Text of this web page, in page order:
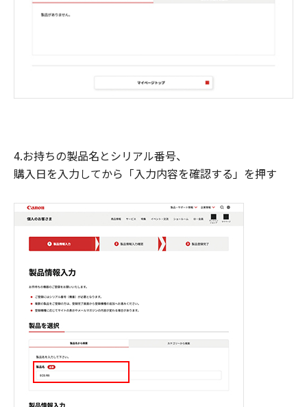
4.お持ちの製品名とシリアル番号、
購入日を入力してから「入力内容を確認する」を押す